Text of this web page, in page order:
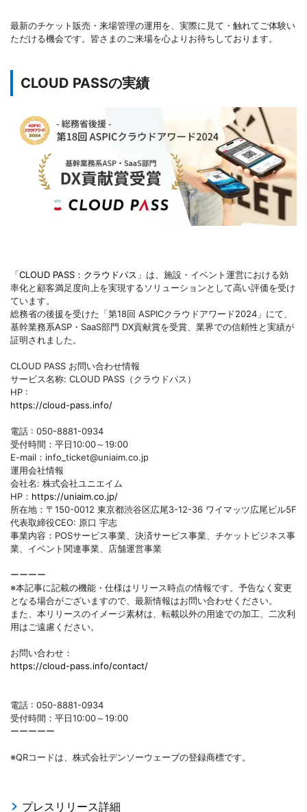
最新のチケット販売・来場管理の運用を、実際に見て・触れてご体験い
ただける機会です。皆さまのご来場を心よりお待ちしております。
CLOUD PASSの実績
「CLOUD PASS：クラウドパス 」は、施設・イベント運営における効
率化と顧客満足度向上を実現するソリューションとして高い評価を受け
ています。
総務省の後援を受けた「第18回 ASPICクラウドアワード2024」にて、
基幹業務系ASP・SaaS部門 DX貢献賞を受賞、業界での信頼性と実績が
証明されました。
CLOUD PASS お問い合わせ情報
サービス名称: CLOUD PASS（クラウドパス）
HP :
https://cloud-pass.info/
電話 : 050-8881-0934
受付時間：平日10:00～19:00
E-mail：info_ticket@uniaim.co.jp
運用会社情報
会社名: 株式会社ユニエイム
HP： https://uniaim.co.jp/
所在地：〒150-0012 東京都渋谷区広尾3-12-36 ワイマッツ広尾ビル5F
代表取締役CEO: 原口 宇志
事業内容：POSサービス事業、決済サービス事業、チケットビジネス事
業、イベント関連事業、店舗運営事業
ーーーー
※本記事に記載の機能・仕様はリリース時点の情報です。予告なく変更
となる場合がございますので、最新情報はお問い合わせください。
また、本リリースのイメージ素材は、転載以外の用途での加工、二次利
用はご遠慮ください。
お問い合わせ：
https://cloud-pass.info/contact/
電話 : 050-8881-0934
受付時間：平日10:00～19:00
ーーーーー
※QRコードは、株式会社デンソーウェーブの登録商標です。
プレスリリース詳細